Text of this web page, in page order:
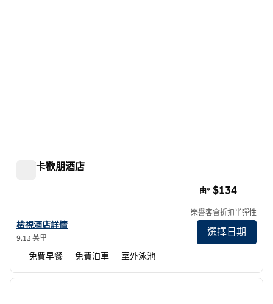
曼特卡歡朋酒店
查看曼特卡希爾頓歡朋酒店詳情
檢視酒店詳情
9.13 英里
由* $134
榮譽客會折扣半彈性
選擇日期
免費早餐 免費泊車 室外泳池
第 1 頁，共 12 頁
下一